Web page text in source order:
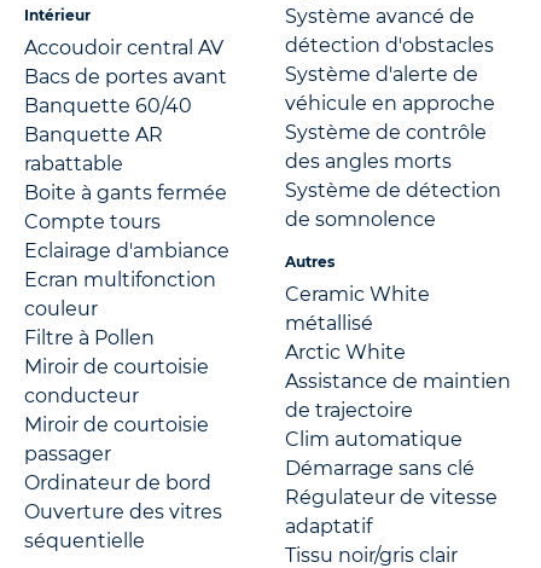
Intérieur
Accoudoir central AV
Bacs de portes avant
Banquette 60/40
Banquette AR
rabattable
Boite à gants fermée
Compte tours
Eclairage d'ambiance
Ecran multifonction
couleur
Filtre à Pollen
Miroir de courtoisie
conducteur
Miroir de courtoisie
passager
Ordinateur de bord
Ouverture des vitres
séquentielle
Système avancé de
détection d'obstacles
Système d'alerte de
véhicule en approche
Système de contrôle
des angles morts
Système de détection
de somnolence
Autres
Ceramic White
métallisé
Arctic White
Assistance de maintien
de trajectoire
Clim automatique
Démarrage sans clé
Régulateur de vitesse
adaptatif
Tissu noir/gris clair